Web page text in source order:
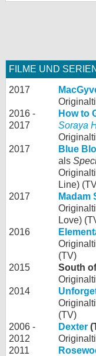
FILME UND
2017
2016 -
2017
How to
Soraya
2017
Blue
als
Line)
2017
Madam
Love)
2016
(TV)
2015
South
2014
(TV)
2006 -
2012
Dexter
2011